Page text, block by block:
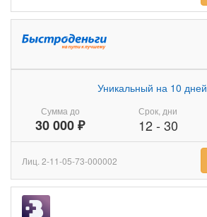
Сумма до
30 000 ₽
Уникальный на 10 дней
Срок, дни
12- 30
Лиц. 2-11-05-73-000002